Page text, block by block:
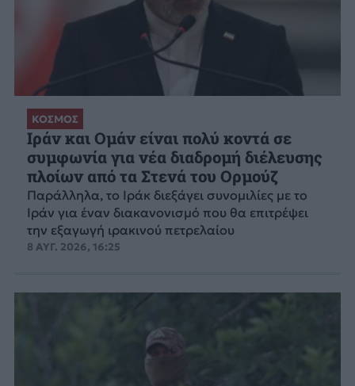
ΚΟΣΜΟΣ
Ιράν και Ομάν είναι πολύ κοντά σε
συμφωνία για νέα διαδρομή διέλευσης
πλοίων από τα Στενά του Ορμούζ
Παράλληλα, το Ιράκ διεξάγει συνομιλίες με το
Ιράν για έναν διακανονισμό που θα επιτρέψει
την εξαγωγή ιρακινού πετρελαίου
8 ΑΥΓ. 2026, 16:25